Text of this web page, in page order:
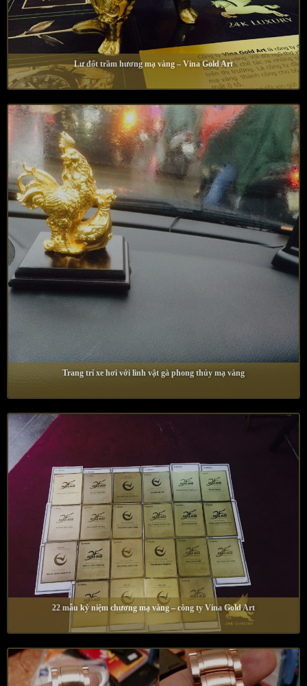
Lư đốt trầm hương mạ vàng – Vina Gold Art
Trang trí xe hơi với linh vật gà phong thủy mạ vàng
22 mẫu kỷ niệm chương mạ vàng – công ty Vina Gold Art